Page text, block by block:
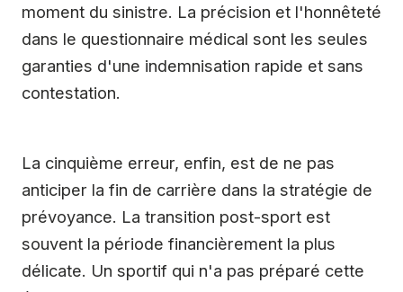
moment du sinistre. La précision et l'honnêteté
dans le questionnaire médical sont les seules
garanties d'une indemnisation rapide et sans
contestation.
La cinquième erreur, enfin, est de ne pas
anticiper la fin de carrière dans la stratégie de
prévoyance. La transition post-sport est
souvent la période financièrement la plus
délicate. Un sportif qui n'a pas préparé cette